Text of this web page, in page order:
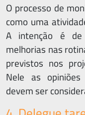
O processo de
como uma
A intenção é de
melhorias nas
previstos nos
Nele as
devem ser